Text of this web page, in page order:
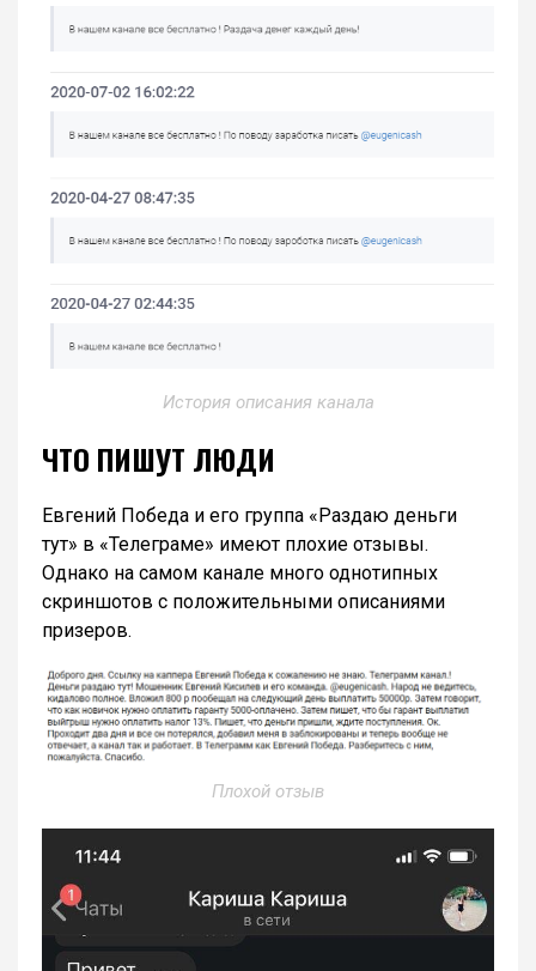
История описания канала
ЧТО ПИШУТ ЛЮДИ
Евгений Победа и его группа «Раздаю деньги
тут» в «Телеграме» имеют плохие отзывы.
Однако на самом канале много однотипных
скриншотов с положительными описаниями
призеров.
Плохой отзыв